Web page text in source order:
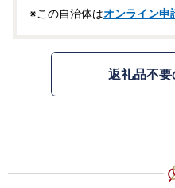
※この自治体はオンライン申
返礼品不